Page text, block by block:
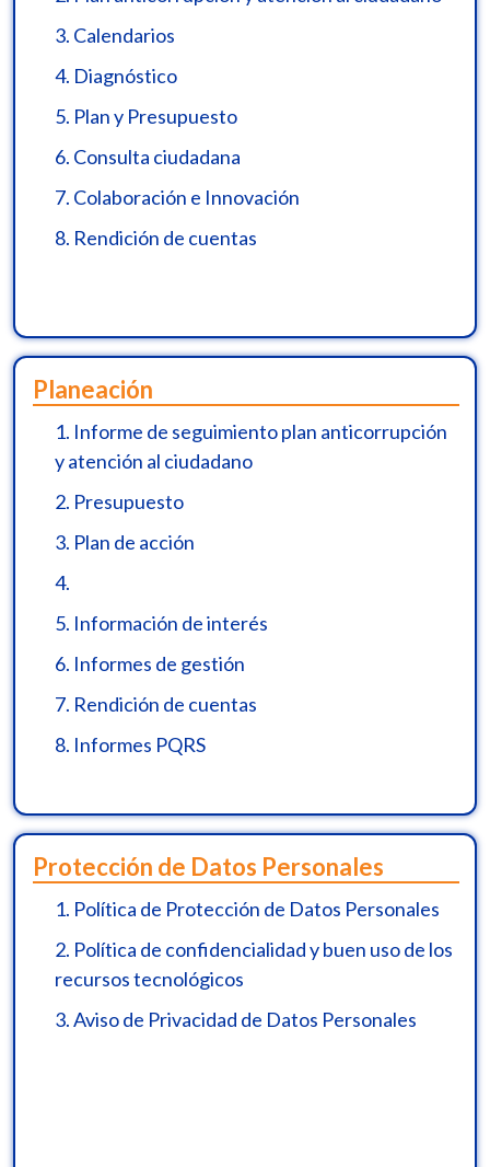
3. Calendarios
4. Diagnóstico
5. Plan y Presupuesto
6. Consulta ciudadana
7. Colaboración e Innovación
8. Rendición de cuentas
Planeación
1. Informe de seguimiento plan anticorrupción
y atención al ciudadano
2. Presupuesto
3. Plan de acción
4.
5. Información de interés
6. Informes de gestión
7. Rendición de cuentas
8. Informes PQRS
Protección de Datos Personales
1. Política de Protección de Datos Personales
2. Política de confidencialidad y buen uso de los
recursos tecnológicos
3.Aviso de Privacidad de Datos Personales